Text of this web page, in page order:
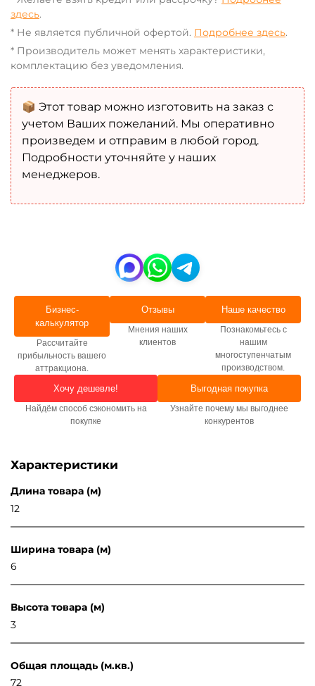
здесь.
* Не является публичной офертой. Подробнее здесь.
* Производитель может менять характеристики,
комплектацию без уведомления.
📦 Этот товар можно изготовить на заказ с
учетом Ваших пожеланий. Мы оперативно
произведем и отправим в любой город.
Подробности уточняйте у наших
менеджеров.
Бизнес-
калькулятор
Рассчитайте
прибыльность вашего
аттракциона.
Отзывы
Мнения наших
клиентов
Наше качество
Познакомьтесь с
нашим
многоступенчатым
производством.
Хочу дешевле!
Найдём способ сэкономить на
покупке
Выгодная покупка
Узнайте почему мы выгоднее
конкурентов
Характеристики
Длина товара (м)
12
Ширина товара (м)
6
Высота товара (м)
3
Общая площадь (м.кв.)
72